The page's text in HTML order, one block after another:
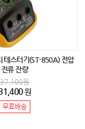
테스터기(ST-850A) 전압
전류 잔량
37,100원
원
무료배송